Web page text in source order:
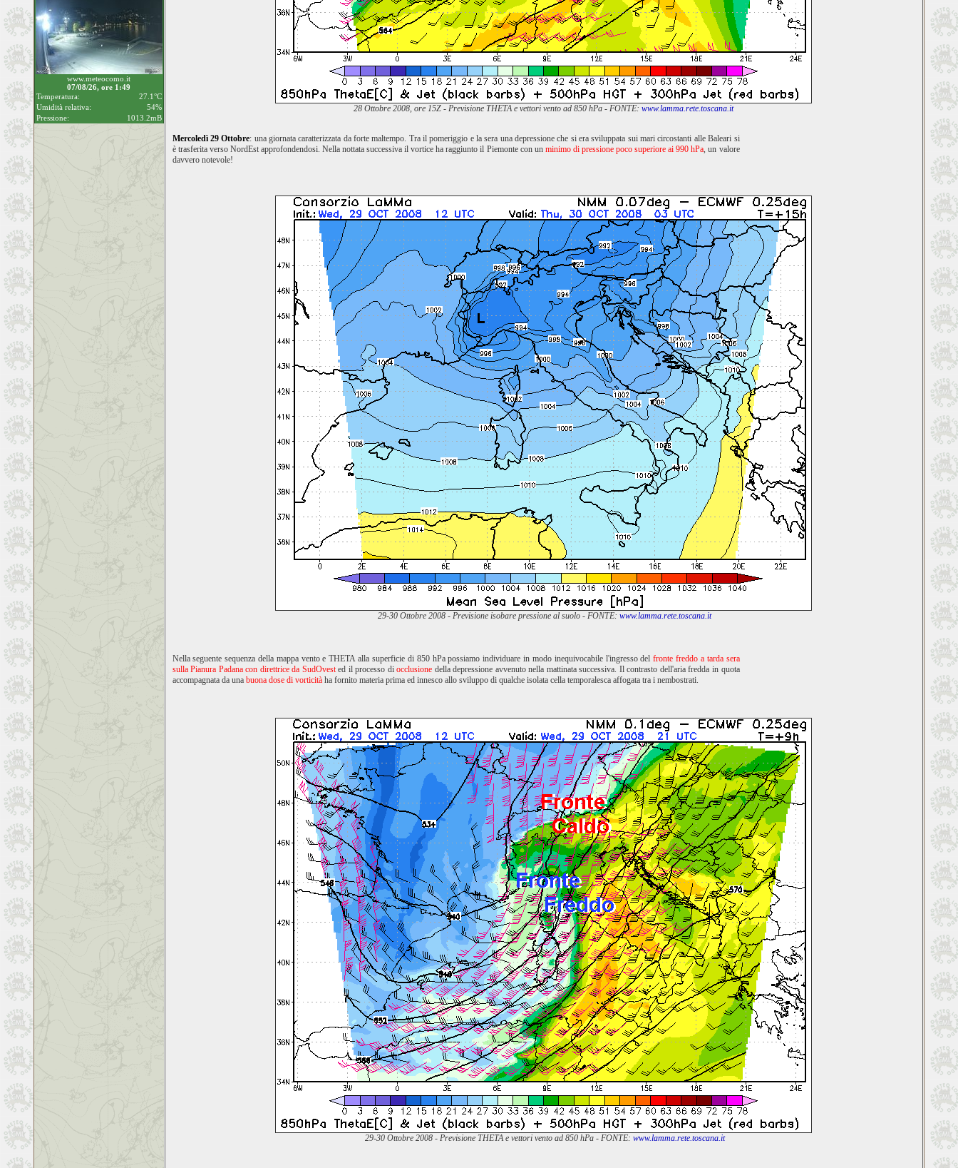
www.meteocomo.it
07/08/26, ore 1:49
Temperatura:
27.1°C
Umidità relativa:
54%
Pressione:
1013.2mB
28 Ottobre 2008, ore 15Z - Previsione THETA e vettori vento ad 850 hPa - FONTE: www.lamma.rete.toscana.it
Mercoledì 29 Ottobre: una giornata caratterizzata da forte maltempo. Tra il pomeriggio e la sera una depressione che si era sviluppata sui mari circostanti alle Baleari si
è trasferita verso NordEst approfondendosi. Nella nottata successiva il vortice ha raggiunto il Piemonte con un minimo di pressione poco superiore ai 990 hPa, un valore
davvero notevole!
29-30 Ottobre 2008 - Previsione isobare pressione al suolo - FONTE: www.lamma.rete.toscana.it
Nella seguente sequenza della mappa vento e THETA alla superficie di 850 hPa possiamo individuare in modo inequivocabile l'ingresso delfronte freddo a tarda sera
sulla Pianura Padana con direttrice da SudOvested il processo diocclusione della depressione avvenuto nella mattinata successiva. Il contrasto dell'aria fredda in quota
accompagnata da una buona dose di vorticitàha fornito materia prima ed innesco allo sviluppo di qualche isolata cella temporalesca affogata tra i nembostrati.
29-30 Ottobre 2008 - Previsione THETA e vettori vento ad 850 hPa - FONTE: www.lamma.rete.toscana.it